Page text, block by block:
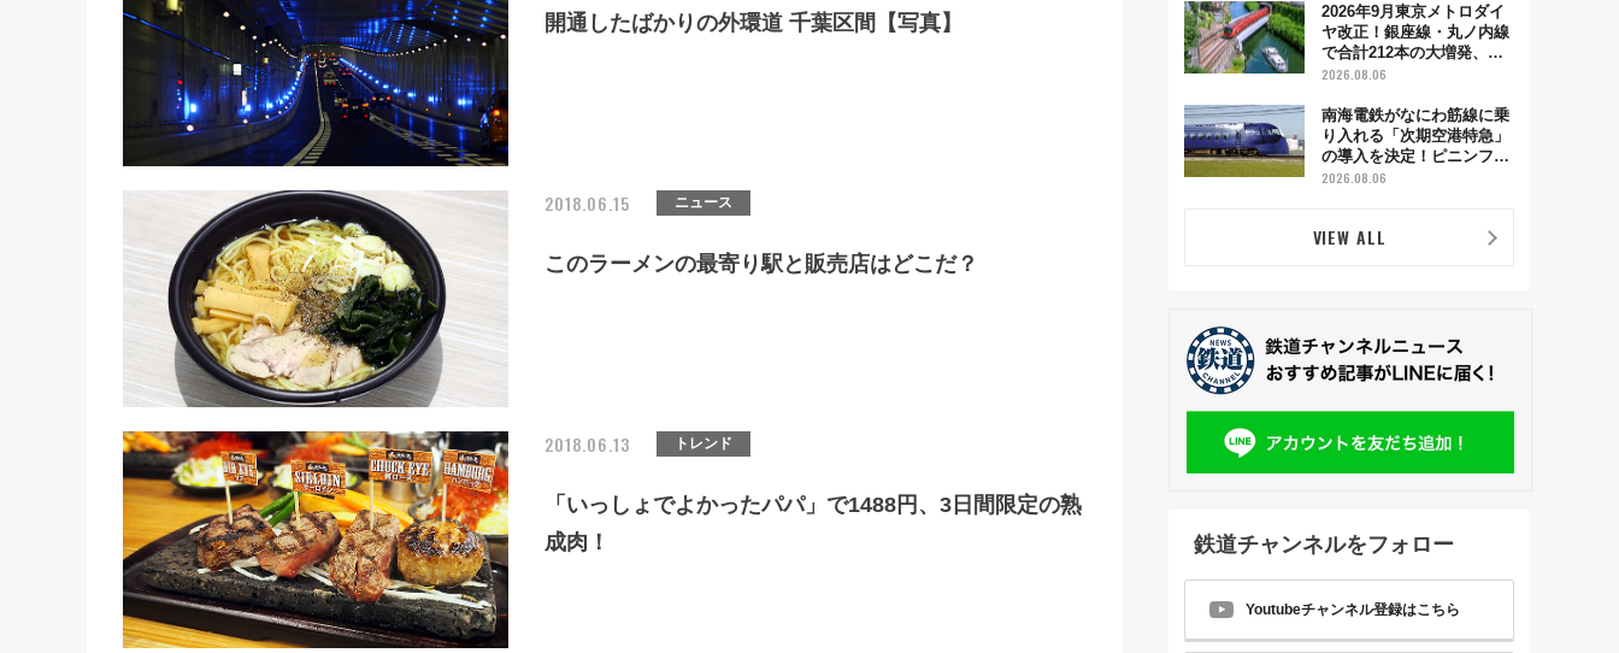
開通したばかりの外環道 千葉区間【写真】
2018.06.15 ニュース
このラーメンの最寄り駅と販売店はどこだ？
2018.06.13 トレンド
「いっしょでよかったパパ」で1488円、3日間限定の熟
成肉！
日「京都の鉄道満喫ツア
ー」開催
2026年9月東京メトロダイ
ヤ改正！銀座線・丸ノ内線
で合計212本の大増発、混
雑緩和に期待
2026.08.06
南海電鉄がなにわ筋線に乗
り入れる「次期空港特急」
の導入を決定！ピニンファ
リーナによる日本初の鉄道
2026.08.06
VIEW ALL
鉄道チャンネルをフォロー
Youtubeチャンネル登録はこちら